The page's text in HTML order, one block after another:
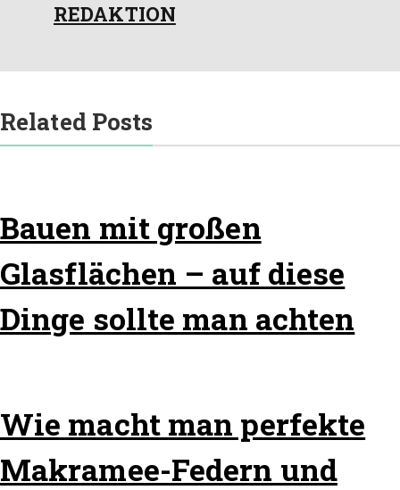
REDAKTION
Related Posts
Bauen mit großen
Glasflächen – auf diese
Dinge sollte man achten
Wie macht man perfekte
Makramee-Federn und